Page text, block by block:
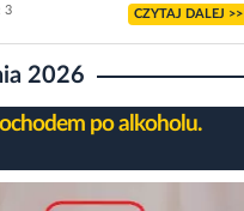
3 CZYTAJ DALEJ >>
2026
po alkoholu.